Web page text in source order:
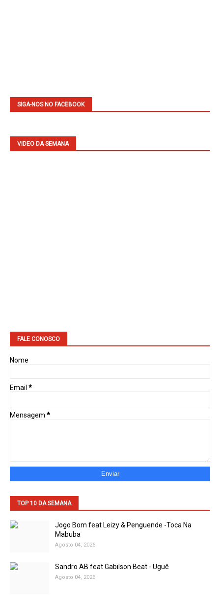
SIGA-NOS NO FACEBOOK
VIDEO DA SEMANA
FALE CONOSCO
Nome
Email *
Mensagem *
TOP 10 DA SEMANA
Jogo Bom feat Leizy & Penguende -Toca Na
Mabuba
Agosto 04, 2026
Sandro AB feat Gabilson Beat - Uguê
Agosto 04, 2026